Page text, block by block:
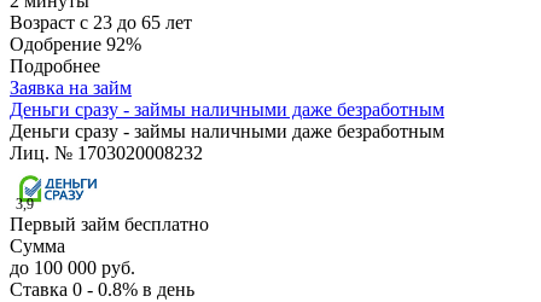
Возраст с 23 до 65 лет
Одобрение 92%
Подробнее
Заявка на займ
Деньги сразу - займы наличными даже безработным
Деньги сразу - займы наличными даже безработным
Лиц. № 1703020008232
3,9
Первый займ бесплатно
Сумма
до 100 000 руб.
Ставка 0 - 0.8% в день